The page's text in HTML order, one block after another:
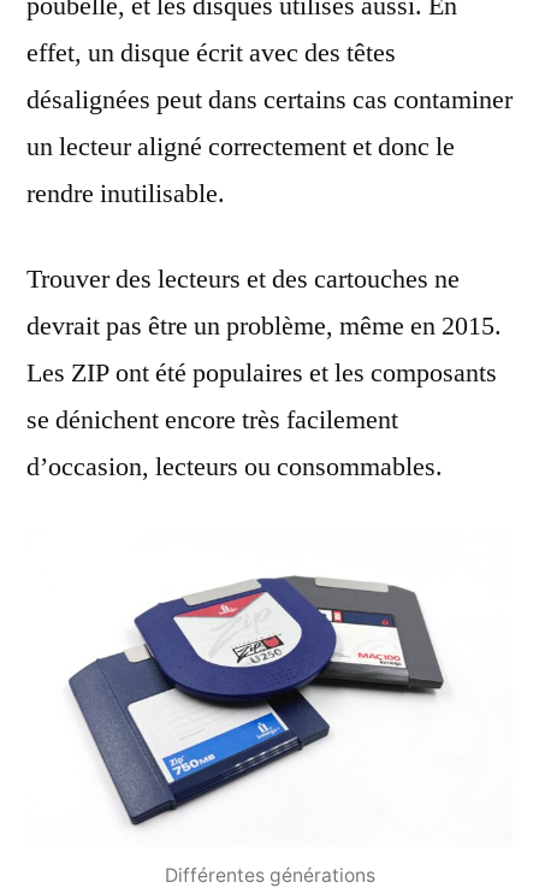
effet, un disque écrit avec des têtes
désalignées peut dans certains cas contaminer
un lecteur aligné correctement et donc le
rendre inutilisable.
Trouver des lecteurs et des cartouches ne
devrait pas être un problème, même en 2015.
Les ZIP ont été populaires et les composants
se dénichent encore très facilement
d’occasion, lecteurs ou consommables.
Différentes générations